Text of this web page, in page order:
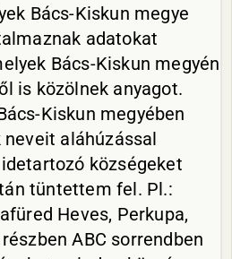
Bács-Kiskun megye
adatokat
Bács-Kiskun megyén
is közölnek anyagot.
Kiskun megyében
aláhúzással
községeket
tüntettem fel. Pl.:
Heves, Perkupa,
ABC sorrendben